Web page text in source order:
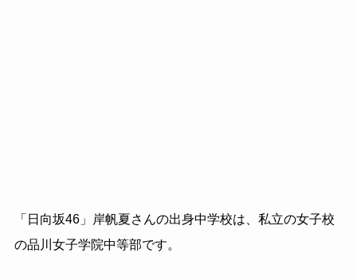
「日向坂46」岸帆夏さんの出身中学校は、私立の女子校
の品川女子学院中等部です。